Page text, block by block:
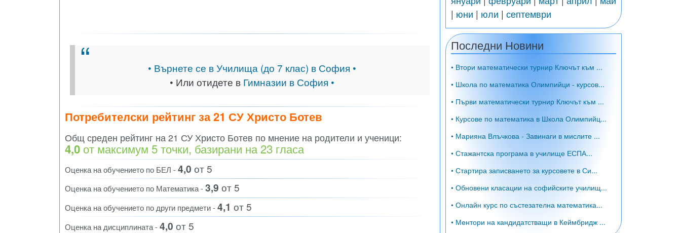
• Върнете се в Училища (до 7 клас) в София •
• Или отидете в Гимназии в София •
Потребителски рейтинг за 21 СУ Христо Ботев
Общ среден рейтинг на 21 СУ Христо Ботев по мнение на родители и ученици:
4,0 от максимум 5 точки, базирани на 23 гласа
Оценка на обучението по БЕЛ -4,0 от 5
Оценка на обучението по Математика -3,9 от 5
Оценка на обучението по други предмети -4,1 от 5
Оценка на дисциплината -4,0 от 5
| юни | юли | септември
Последни Новини
• Втори математически турнир Ключът към ...
• Школа по математика Олимпийци - курсов...
• Първи математически турнир Ключът към ...
• Курсове по математика в Школа Олимпийц...
• Марияна Влъчкова - Завинаги в мислите ...
• Стажантска програма в училище ЕСПА...
• Стартира записването за курсовете в Си...
• Обновени класации на софийските училищ...
• Онлайн курс по състезателна математика...
• Ментори на кандидатстващи в Кеймбридж ...